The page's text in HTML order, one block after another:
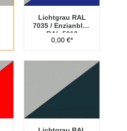
Lichtgrau RAL
7035 / Enzianblau
RAL 5010
0,00 €*